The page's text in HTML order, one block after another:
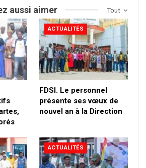
Tout
aussi aimer
ACTUALITÉS
FDSI. Le personnel
présente ses vœux de
nouvel an à la Direction
ACTUALITÉS